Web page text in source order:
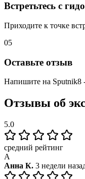
Встретьтесь с
Приходите к точке
05
Оставьте отзыв
Напишите на Sputnik8
Отзывы об
5.0
средний рейтинг
А
Анна К. 3 недели